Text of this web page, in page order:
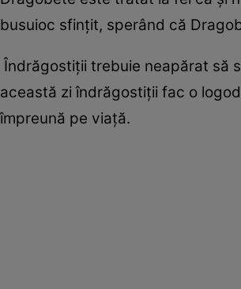
busuioc sfințit, sperând că
Îndrăgostiții trebuie neapărat să
această zi îndrăgostiții fac o
împreună pe viață.